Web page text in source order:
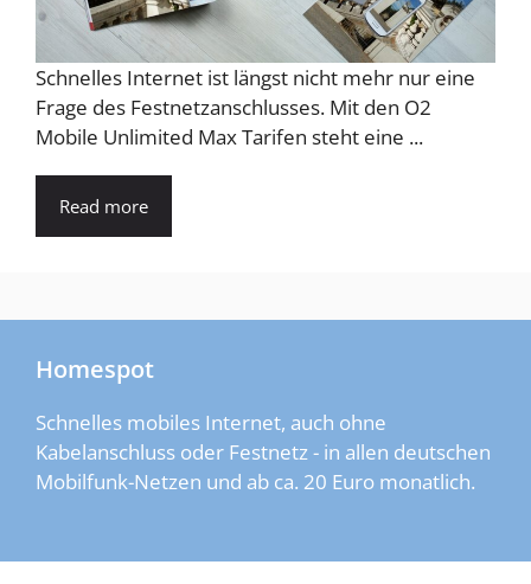
Schnelles Internet ist längst nicht mehr nur eine
Frage des Festnetzanschlusses. Mit den O2
Mobile Unlimited Max Tarifen steht eine ...
Read more
Homespot
Schnelles mobiles Internet, auch ohne
Kabelanschluss oder Festnetz - in allen deutschen
Mobilfunk-Netzen und ab ca. 20 Euro monatlich.